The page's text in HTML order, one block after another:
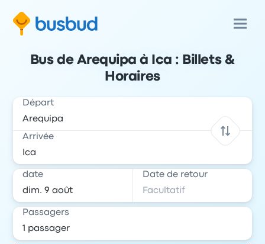
Bus de Arequipa à Ica : Billets &
Horaires
Départ
Arrivée
date Date de retour
Passagers